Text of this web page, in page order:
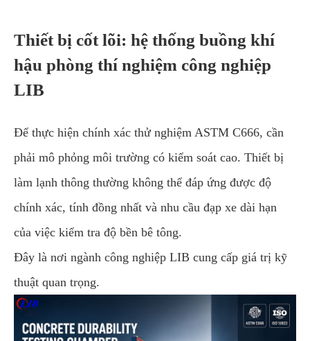
Thiết bị cốt lõi: hệ thống buồng khí
hậu phòng thí nghiệm công nghiệp
LIB
Để thực hiện chính xác thử nghiệm ASTM C666, cần
phải mô phỏng môi trường có kiểm soát cao. Thiết bị
làm lạnh thông thường không thể đáp ứng được độ
chính xác, tính đồng nhất và nhu cầu đạp xe dài hạn
của việc kiểm tra độ bền bê tông.
Đây là nơi ngành công nghiệp LIB cung cấp giá trị kỹ
thuật quan trọng.